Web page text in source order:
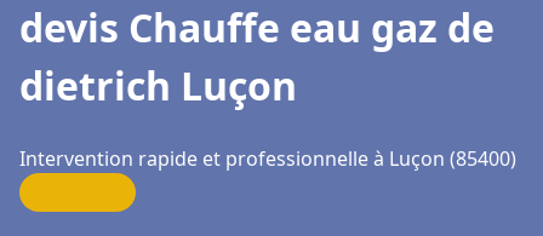
devis Chauffe eau gaz de
dietrich Luçon
Intervention rapide et professionnelle à Luçon (85400)